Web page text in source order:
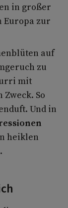
in großer
Europa zur
auf
zu
mit
So
Und in
heiklen
.